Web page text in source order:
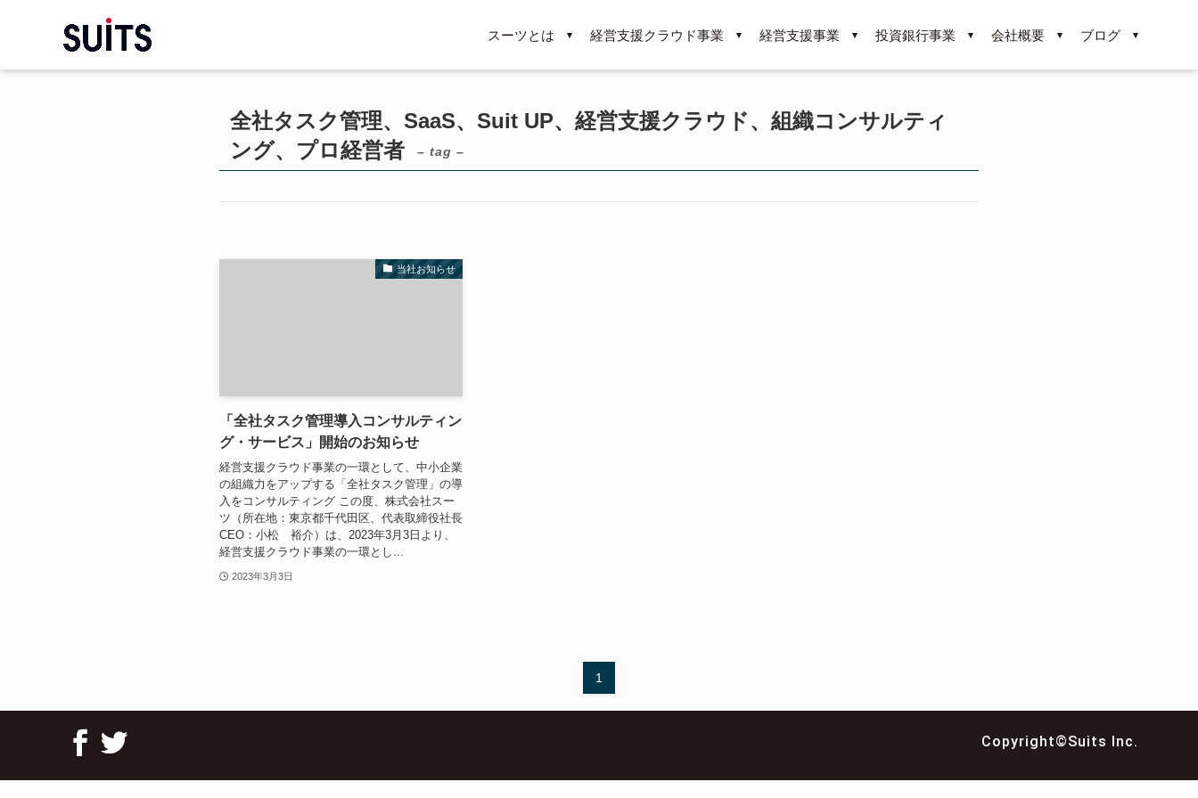
スーツとは 経営支援クラウド事業 経営支援事業 投資銀行事業 会社概要 ブログ
全社タスク管理、SaaS、Suit UP、経営支援クラウド、組織コンサルティ
ング、プロ経営者
– tag –
当社お知らせ
「全社タスク管理導入コンサルティン
グ・サービス」開始のお知らせ
経営支援クラウド事業の一環として、中小企業
の組織力をアップする「全社タスク管理」の導
入をコンサルティング この度、株式会社スー
ツ（所在地：東京都千代田区、代表取締役社長
CEO：小松 裕介）は、2023年3月3日より、
経営支援クラウド事業の一環とし...
2023年3月3日
1
Copyright©Suits Inc.